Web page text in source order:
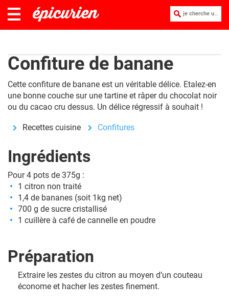
je cherche une recette :
Confiture de banane
Cette confiture de banane est un véritable délice. Etalez-en
une bonne couche sur une tartine et râper du chocolat noir
ou du cacao cru dessus. Un délice régressif à souhait !
Recettes cuisine Confitures
Ingrédients
Pour 4 pots de 375g :
1 citron non traité
1,4 de bananes (soit 1kg net)
700 g de sucre cristallisé
1 cuillère à café de cannelle en poudre
Préparation
Extraire les zestes du citron au moyen d’un couteau
économe et hacher les zestes finement.